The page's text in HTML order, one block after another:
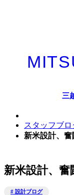
三
スタッフブロ
新米設計、
新米設計、
# 設計ブログ